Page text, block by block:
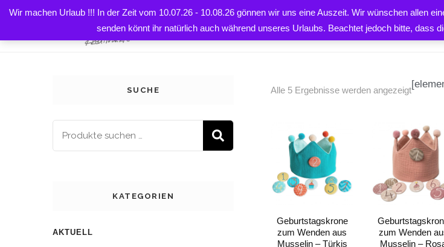
Wir machen Urlaub !!! In der Zeit vom 10.07.26 - 10.08.26 gönnen wir uns eine Auszeit. Wir wünschen allen
senden könnt ihr natürlich auch während unseres Urlaubs. Beachtet jedoch bitte, dass
HOME PRODUKTE
Alle 5 Ergebnisse werden angezeigt
Geburtstagskrone
zum Wenden aus
Musselin – Türkis
zum Wenden
Musselin –
SUCHE
KATEGORIEN
AKTUELL